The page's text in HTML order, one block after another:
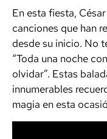
En esta fiesta,
canciones que han
desde su inicio. No
“Toda una noche
olvidar”. Estas
innumerables
magia en esta